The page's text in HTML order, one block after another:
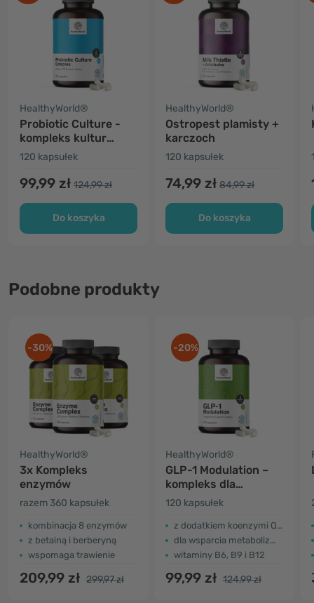
HealthyWorld®
Probiotic Culture -
kompleks kultur
mikrobakteryjnych
120 kapsułek
99,99 zł 124,99 zł
Do koszyka
HealthyWorld®
Ostropest plamisty +
karczoch
120 kapsułek
74,99 zł 84,99 zł
Do koszyka
Podobne produkty
-30%
HealthyWorld®
3x Kompleks
enzymów
razem 360 kapsułek
kombinacja 8 enzymów
z betainą i berberyną
wspomaga trawienie
209,99 zł 299,97 zł
-20%
HealthyWorld®
GLP-1 Modulation –
kompleks dla
wsparcia
metabolizmu
120 kapsułek
z dodatkiem koenzymi Q10
dla wsparcia metabolizmu
witaminy B6, B9 i B12
99,99 zł 124,99 zł